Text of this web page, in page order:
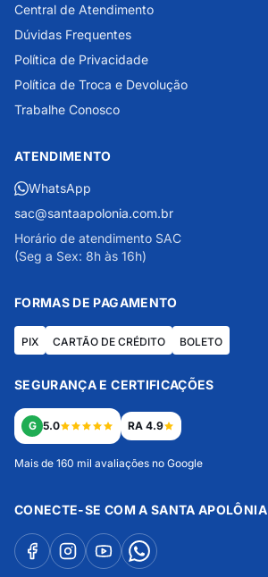
Central de Atendimento
Dúvidas Frequentes
Política de Privacidade
Política de Troca e Devolução
Trabalhe Conosco
ATENDIMENTO
WhatsApp
sac@santaapolonia.com.br
Horário de atendimento SAC
(Seg a Sex: 8h às 16h)
FORMAS DE PAGAMENTO
PIX CARTÃO DE CRÉDITO BOLETO
SEGURANÇA E CERTIFICAÇÕES
G 5.0 RA 4.9
Mais de 160 mil avaliações no Google
CONECTE-SE COM A SANTA APOLÔNIA